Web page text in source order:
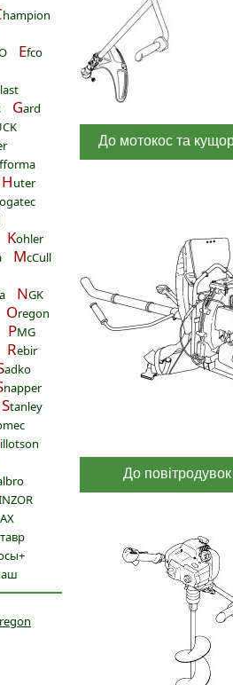
hampion
Efco
Gard
Huter
Kohler
McCull
NGK
Oregon
PMG
Rebir
adko
napper
Stanley
illotson
До мотокос та
До повітродувок